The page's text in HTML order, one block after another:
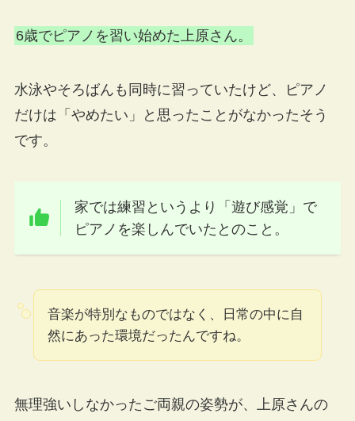
6歳でピアノを習い始めた上原さん。
水泳やそろばんも同時に習っていたけど、ピアノ
だけは「やめたい」と思ったことがなかったそう
です。
家では練習というより「遊び感覚」で
ピアノを楽しんでいたとのこと。
音楽が特別なものではなく、日常の中に自
然にあった環境だったんですね。
無理強いしなかったご両親の姿勢が、上原さんの